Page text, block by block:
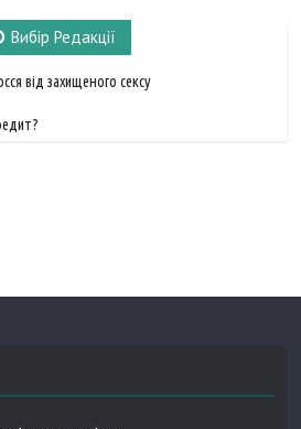
Вибір Редакції
від захищеного сексу